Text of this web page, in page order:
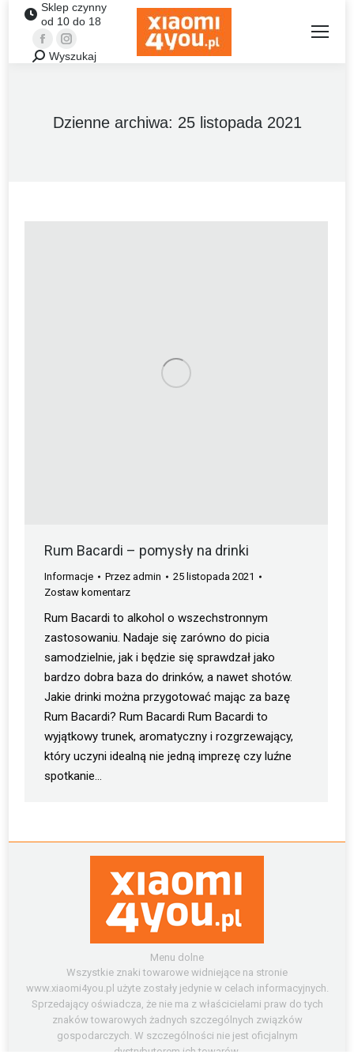
Sklep czynny
od 10 do 18
FacebookInstagram
Szukaj:Wyszukaj
Dzienne archiwa: 25 listopada 2021
Rum Bacardi – pomysły na drinki
Informacje Przez admin
25 listopada 2021
Zostaw komentarz
Rum Bacardi to alkohol o wszechstronnym
zastosowaniu. Nadaje się zarówno do picia
samodzielnie, jak i będzie się sprawdzał jako
bardzo dobra baza do drinków, a nawet shotów.
Jakie drinki można przygotować mając za bazę
Rum Bacardi? Rum Bacardi Rum Bacardi to
wyjątkowy trunek, aromatyczny i rozgrzewający,
który uczyni idealną nie jedną imprezę czy luźne
spotkanie…
Menu dolne
Wszystkie znaki towarowe widniejące na stronie
www.xiaomi4you.pl użyte zostały jedynie w celach informacyjnych.
Sprzedający oświadcza, że nie ma z właścicielami praw do tych
znaków towarowych żadnych szczególnych związków
gospodarczych. W szczególności nie jest oficjalnym
dystrybutorem ich towarów.